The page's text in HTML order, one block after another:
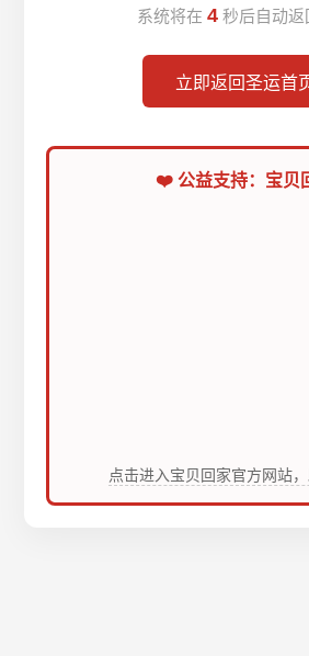
系统将在 4 秒后自动返
立即返回圣运首
❤️ 公益支持：宝贝
点击进入宝贝回家官方网站